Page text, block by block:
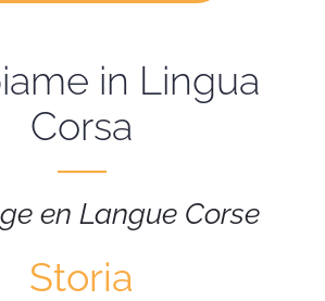
in Lingua
Corsa
en Langue Corse
Storia